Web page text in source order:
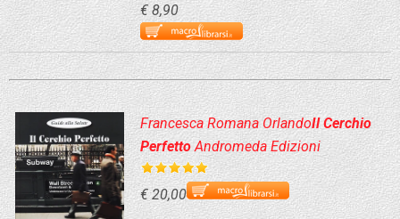
€ 8,90
Francesca Romana OrlandoIl Cerchio
Perfetto Andromeda Edizioni
€ 20,00